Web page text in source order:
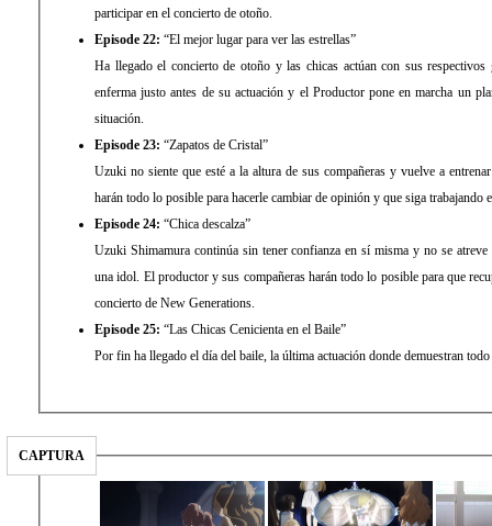
participar en el concierto de otoño.
Episode 22: “El mejor lugar para ver las estrellas”
Ha llegado el concierto de otoño y las chicas actúan con sus respectivos
enferma justo antes de su actuación y el Productor pone en marcha un
situación.
Episode 23: “Zapatos de Cristal”
Uzuki no siente que esté a la altura de sus compañeras y vuelve a
harán todo lo posible para hacerle cambiar de opinión y que siga trabajando
Episode 24: “Chica descalza”
Uzuki Shimamura continúa sin tener confianza en sí misma y no se
una idol. El productor y sus compañeras harán todo lo posible para que
concierto de New Generations.
Episode 25: “Las Chicas Cenicienta en el Baile”
Por fin ha llegado el día del baile, la última actuación donde demuestran
CAPTURA